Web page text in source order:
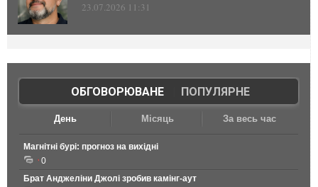
23.07.2026 11:31
ОБГОВОРЮВАНЕ| ПОПУЛЯРНЕ
День Місяць За весь час
Магнітні бурі: прогноз на вихідні
0
Брат Анджеліни Джолі зробив камінг-аут